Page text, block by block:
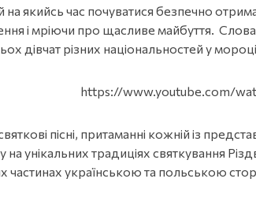
на якийсь час почуватися безпечно
і мріючи про щасливе майбуття.
дівчат різних національностей у
https://www.youtube.com/
пісні, притаманні кожній із
унікальних традиціях святкування
частинах українською та польською